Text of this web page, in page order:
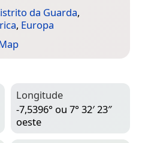
da Guarda,
, Europa
Longitude
-7,5396° ou 7° 32′ 23″
oeste